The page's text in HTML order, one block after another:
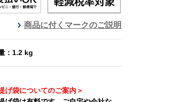
商品に付くマークのご説明
：1.2 kg
げ袋についてのご案内＞